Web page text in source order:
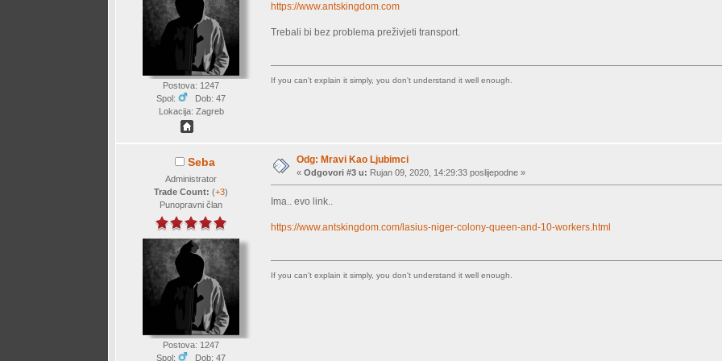
Postova: 1247
Spol:
Dob: 47
Lokacija: Zagreb
https://www.antskingdom.com
Trebali bi bez problema preživjeti transport.
If you can't explain it simply, you don't understand it well enough.
Seba
Administrator
Trade Count:(+3)
Punopravni član
Postova: 1247
Spol:
Dob: 47
Odg: Mravi Kao Ljubimci
«Odgovori #3 u: Rujan 09, 2020, 14:29:33 poslijepodne »
Ima.. evo link..
https://www.antskingdom.com/lasius-niger-colony-queen-and-10-workers.html
If you can't explain it simply, you don't understand it well enough.